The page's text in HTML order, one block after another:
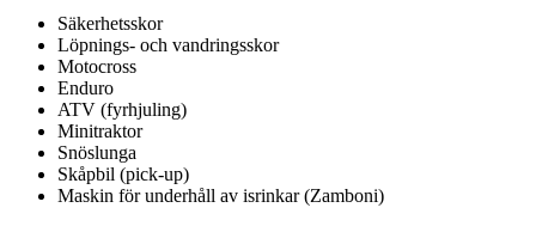
Säkerhetsskor
Löpnings- och vandringsskor
Motocross
Enduro
ATV (fyrhjuling)
Minitraktor
Snöslunga
Skåpbil (pick-up)
Maskin för underhåll av isrinkar (Zamboni)